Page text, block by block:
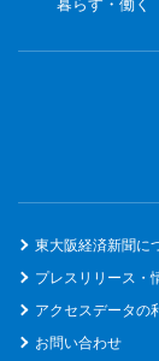
東大阪経済新聞に
プレスリリース・
アクセスデータの
お問い合わせ